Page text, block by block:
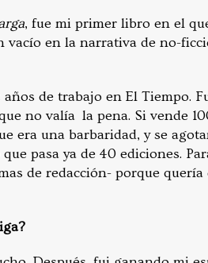
, fue mi primer libro en el
vacío en la narrativa de no-
de trabajo en El Tiempo.
no valía la pena. Si vende
era una barbaridad, y se
pasa ya de 40 ediciones.
de redacción- porque